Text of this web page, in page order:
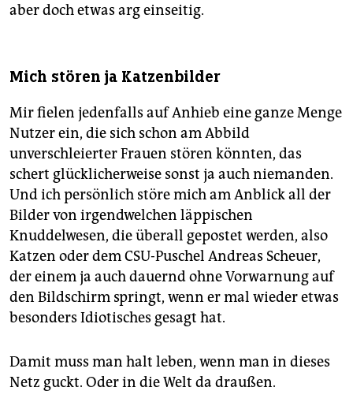
aber doch etwas arg einseitig.
Mich stören ja Katzenbilder
Mir fielen jedenfalls auf Anhieb eine ganze Menge
Nutzer ein, die sich schon am Abbild
unverschleierter Frauen stören könnten, das
schert glücklicherweise sonst ja auch niemanden.
Und ich persönlich störe mich am Anblick all der
Bilder von irgendwelchen läppischen
Knuddelwesen, die überall gepostet werden, also
Katzen oder dem CSU-Puschel Andreas Scheuer,
der einem ja auch dauernd ohne Vorwarnung auf
den Bildschirm springt, wenn er mal wieder etwas
besonders Idiotisches gesagt hat.
Damit muss man halt leben, wenn man in dieses
Netz guckt. Oder in die Welt da draußen.